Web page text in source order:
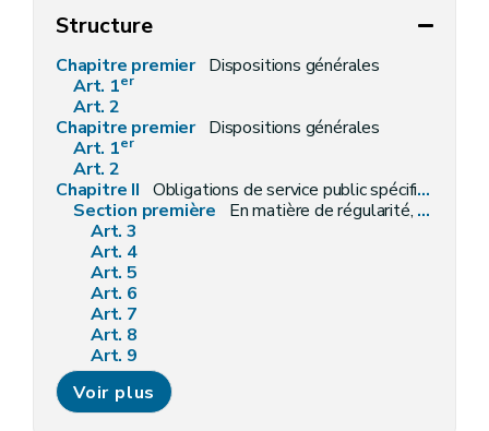
Structure
Chapitre premier Dispositions générales
Art. 1er
Art. 2
Chapitre premier Dispositions générales
Art. 1er
Art. 2
Chapitre II Obligations de service public spécifiques aux fournisseurs
Section première
En matière de régularité, qualité et facturation des fournitures
Art. 3
Art. 4
Art. 5
Art. 6
Art. 7
Art. 8
Art. 9
Art. 10
Section 2
En matière d'information et de sensibilisation à l'utilisation rationnelle de l'énergie et aux énergies renouvelables
Art. 11
Voir plus